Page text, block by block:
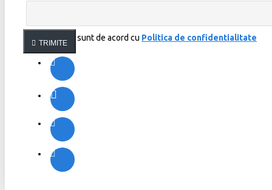
TRIMITE
Am citit şi sunt de acord cu Politica de confidentialitate